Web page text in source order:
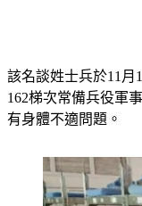
162梯次常備兵役軍
有身體不適問題。